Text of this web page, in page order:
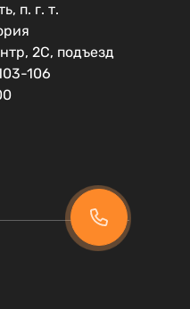
п. г. т.
2С, подъезд
106